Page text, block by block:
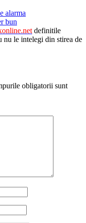
alarma
bun
definitile
nu le intelegi din stirea de
obligatorii sunt